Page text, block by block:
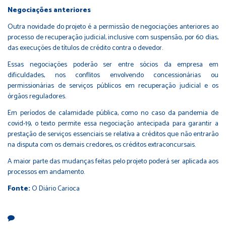
Negociações anteriores
Outra novidade do projeto é a permissão de negociações anteriores ao
processo de recuperação judicial, inclusive com suspensão, por 60 dias,
das execuções de títulos de crédito contra o devedor.
Essas negociações poderão ser entre sócios da empresa em
dificuldades, nos conflitos envolvendo concessionárias ou
permissionárias de serviços públicos em recuperação judicial e os
órgãos reguladores.
Em períodos de calamidade pública, como no caso da pandemia de
covid-19, o texto permite essa negociação antecipada para garantir a
prestação de serviços essenciais se relativa a créditos que não entrarão
na disputa com os demais credores, os créditos extraconcursais.
A maior parte das mudanças feitas pelo projeto poderá ser aplicada aos
processos em andamento.
Fonte:O Diário Carioca